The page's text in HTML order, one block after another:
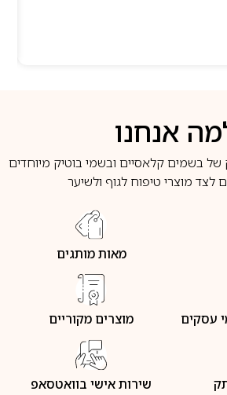
אנחנו
בשמים קלאסיים ובשמי בוטיק מיוחדים
לצד מוצרי טיפוח לגוף ולשיער
מאות מותגים
מוצרים מקוריים
שירות אישי בוואטסאפ